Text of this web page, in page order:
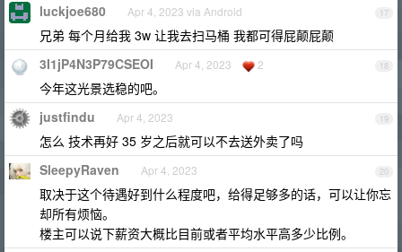
17
luckjoe680 Apr 4, 2023 via Android
兄弟 每个月给我 3w 让我去扫马桶 我都可得屁颠屁颠
18
3I1jP4N3P79CSEOI Apr 4, 2023 2
今年这光景选稳的吧。
19
justfindu Apr 4, 2023
怎么 技术再好 35 岁之后就可以不去送外卖了吗
20
SleepyRaven Apr 4, 2023
取决于这个待遇好到什么程度吧，给得足够多的话，可以让你忘
却所有烦恼。
楼主可以说下薪资大概比目前或者平均水平高多少比例。